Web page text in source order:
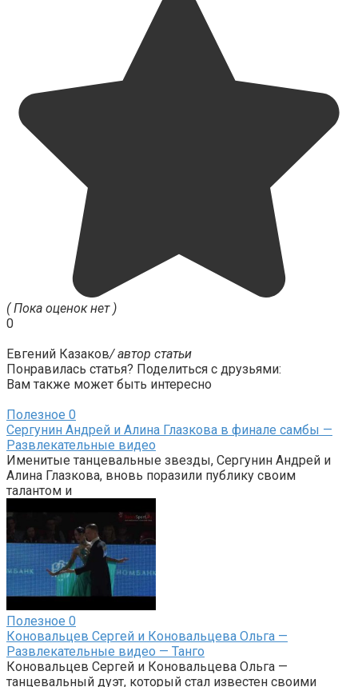
( Пока оценок нет )
0
Евгений Казаков/ автор статьи
Понравилась статья? Поделиться с друзьями:
Вам также может быть интересно
Полезное 0
Сергунин Андрей и Алина Глазкова в финале самбы —
Развлекательные видео
Именитые танцевальные звезды, Сергунин Андрей и
Алина Глазкова, вновь поразили публику своим
талантом и
Полезное 0
Коновальцев Сергей и Коновальцева Ольга —
Развлекательные видео — Танго
Коновальцев Сергей и Коновальцева Ольга —
танцевальный дуэт, который стал известен своими